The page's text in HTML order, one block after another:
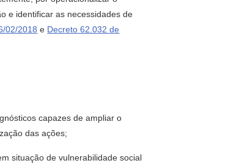
e identificar as necessidades de
02/2018 e Decreto 62.032 de
capazes de ampliar o
das ações;
situação de vulnerabilidade social